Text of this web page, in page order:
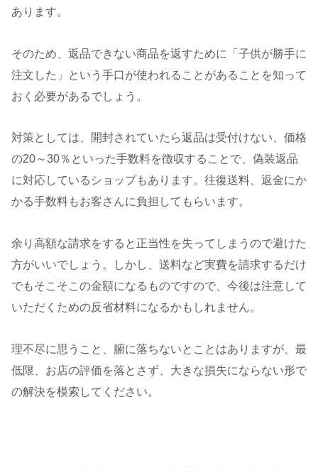
あります。
そのため、返品できない商品を返すために「子供が勝手に
注文した」という手口が使われることがあることを知って
おく必要があるでしょう。
対策としては、開封されていたら返品は受付けない、価格
の20～30％といった手数料を徴収することで、偽装返品
に対応しているショップもあります。往復送料、返金にか
かる手数料もお客さんに負担してもらいます。
余り高額な請求をすると正当性を失ってしまうので避けた
方がいいでしょう。しかし、送料など実費を請求するだけ
でもそこそこの金額になるものですので、今後は注意して
いただくための反省材料になるかもしれません。
理不尽に思うこと、腑に落ちないとことはありますが、最
低限、お店の評価を落とさず、大きな損失にならない形で
の解決を模索してください。